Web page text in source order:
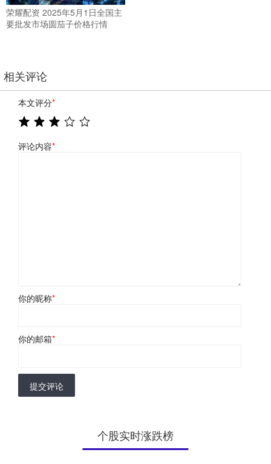
荣耀配资 2025年5月1日全国主
要批发市场圆茄子价格行情
相关评论
本文评分*
评论内容*
你的昵称*
你的邮箱*
提交评论
个股实时涨跌榜